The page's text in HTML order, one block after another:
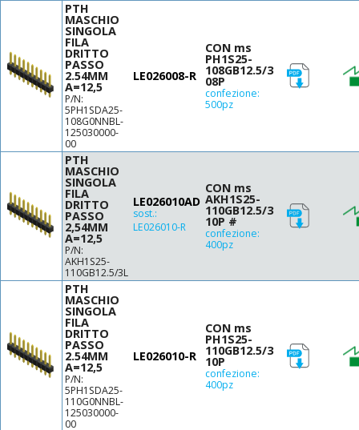
PTH
MASCHIO
SINGOLA
FILA
DRITTO
PASSO
2.54MM
A=12,5
P/N:
5PH1SDA25-
108G0NNBL-
125030000-
00
LE026008-R
CON ms
PH1S25-
108GB12.5/3
08P
confezione:
500pz
PTH
MASCHIO
SINGOLA
FILA
DRITTO
PASSO
2,54MM
A=12,5
P/N:
AKH1S25-
110GB12.5/3L
LE026010AD
sost.:
LE026010-R
CON ms
AKH1S25-
110GB12.5/3
10P #
confezione:
400pz
PTH
MASCHIO
SINGOLA
FILA
DRITTO
PASSO
2.54MM
A=12,5
P/N:
5PH1SDA25-
110G0NNBL-
125030000-
00
LE026010-R
CON ms
PH1S25-
110GB12.5/3
10P
confezione:
400pz